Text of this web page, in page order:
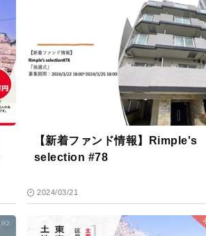
【新着ファンド情報】Rimple's
selection #78
2024/03/21